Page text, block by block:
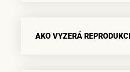
AKO VYZERÁ